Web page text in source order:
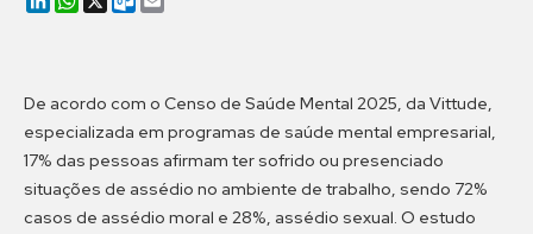
De acordo com o Censo de Saúde Mental 2025, da Vittude,
especializada em programas de saúde mental empresarial,
17% das pessoas afirmam ter sofrido ou presenciado
situações de assédio no ambiente de trabalho, sendo 72%
casos de assédio moral e 28%, assédio sexual. O estudo